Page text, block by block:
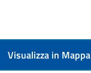
Visualizza in Mappa